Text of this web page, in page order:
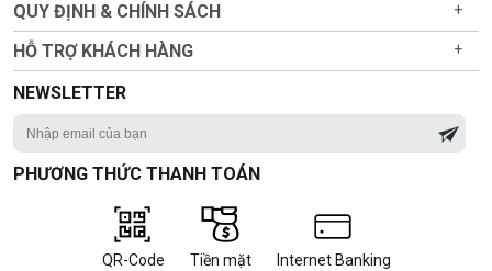
QUY ĐỊNH & CHÍNH SÁCH +
HỖ TRỢ KHÁCH HÀNG +
NEWSLETTER
PHƯƠNG THỨC THANH TOÁN
QR-Code Tiền mặt Internet Banking